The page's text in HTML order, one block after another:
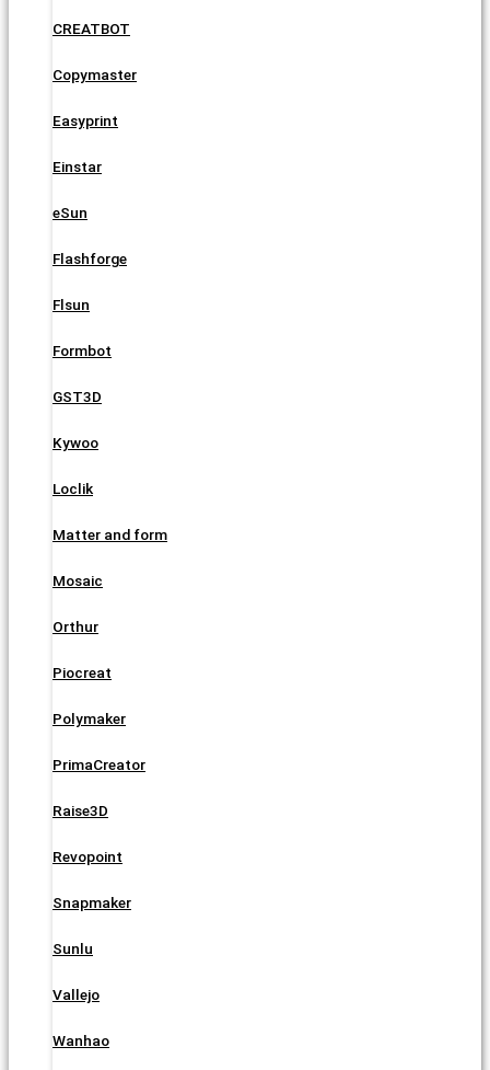
CREATBOT
Copymaster
Easyprint
Einstar
eSun
Flashforge
Flsun
Formbot
GST3D
Kywoo
Loclik
Matter and form
Mosaic
Orthur
Piocreat
Polymaker
PrimaCreator
Raise3D
Revopoint
Snapmaker
Sunlu
Vallejo
Wanhao